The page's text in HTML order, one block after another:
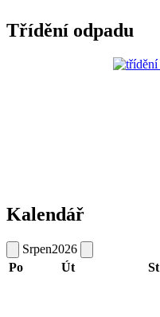
Třídění odpadu
Kalendář
Srpen2026
Po
Út St